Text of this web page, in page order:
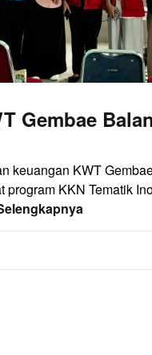
Gembae
keuangan KWT
KKN Tematik